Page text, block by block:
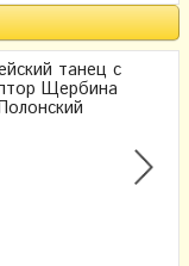
танец с
Щербина